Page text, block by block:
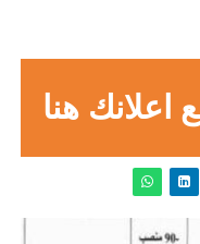
هنا